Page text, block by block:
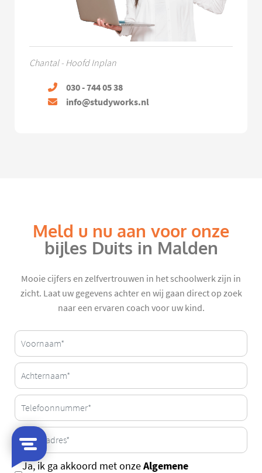
Chantal - Hoofd Inplan
030 - 744 05 38
info@studyworks.nl
Meld u nu aan voor onze
bijles Duits in Malden
Mooie cijfers en zelfvertrouwen in het schoolwerk zijn in
zicht. Laat uw gegevens achter en wij gaan direct op zoek
naar een ervaren coach voor uw kind.
Ja, ik ga akkoord met onzeAlgemene